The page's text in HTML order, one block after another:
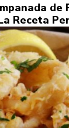
de
Receta